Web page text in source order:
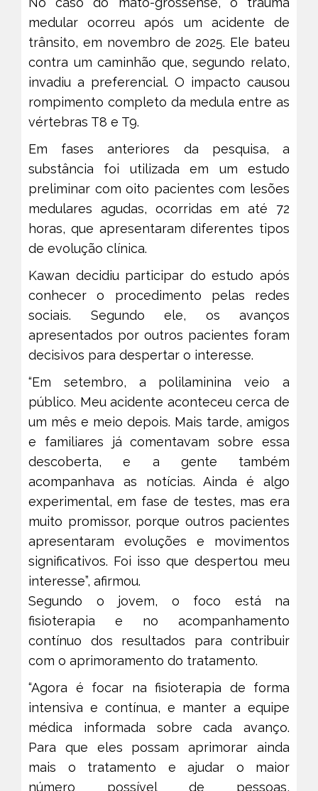
medular ocorreu após um acidente de
trânsito, em novembro de 2025. Ele bateu
contra um caminhão que, segundo relato,
invadiu a preferencial. O impacto causou
rompimento completo da medula entre as
vértebras T8 e T9.
Em fases anteriores da pesquisa, a
substância foi utilizada em um estudo
preliminar com oito pacientes com lesões
medulares agudas, ocorridas em até 72
horas, que apresentaram diferentes tipos
de evolução clínica.
Kawan decidiu participar do estudo após
conhecer o procedimento pelas redes
sociais. Segundo ele, os avanços
apresentados por outros pacientes foram
decisivos para despertar o interesse.
“Em setembro, a polilaminina veio a
público. Meu acidente aconteceu cerca de
um mês e meio depois. Mais tarde, amigos
e familiares já comentavam sobre essa
descoberta, e a gente também
acompanhava as notícias. Ainda é algo
experimental, em fase de testes, mas era
muito promissor, porque outros pacientes
apresentaram evoluções e movimentos
significativos. Foi isso que despertou meu
interesse”, afirmou.
Segundo o jovem, o foco está na
fisioterapia e no acompanhamento
contínuo dos resultados para contribuir
com o aprimoramento do tratamento.
“Agora é focar na fisioterapia de forma
intensiva e contínua, e manter a equipe
médica informada sobre cada avanço.
Para que eles possam aprimorar ainda
mais o tratamento e ajudar o maior
número possível de pessoas,